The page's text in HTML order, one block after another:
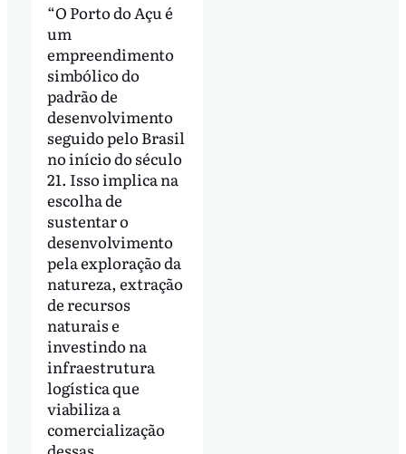
“O Porto do Açu é
um
empreendimento
simbólico do
padrão de
desenvolvimento
seguido pelo Brasil
no início do século
21. Isso implica na
escolha de
sustentar o
desenvolvimento
pela exploração da
natureza, extração
de recursos
naturais e
investindo na
infraestrutura
logística que
viabiliza a
comercialização